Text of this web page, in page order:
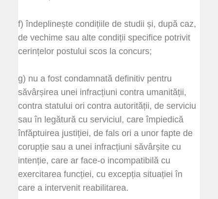
f) îndeplinește condițiile de studii și, după caz,
de vechime sau alte condiții specifice potrivit
cerințelor postului scos la concurs;
g) nu a fost condamnată definitiv pentru
săvârșirea unei infracțiuni contra umanității,
contra statului ori contra autorității, de serviciu
sau în legătură cu serviciul, care împiedică
înfăptuirea justiției, de fals ori a unor fapte de
corupție sau a unei infracțiuni săvârșite cu
intenție, care ar face-o incompatibilă cu
exercitarea funcției, cu excepția situației în
care a intervenit reabilitarea.